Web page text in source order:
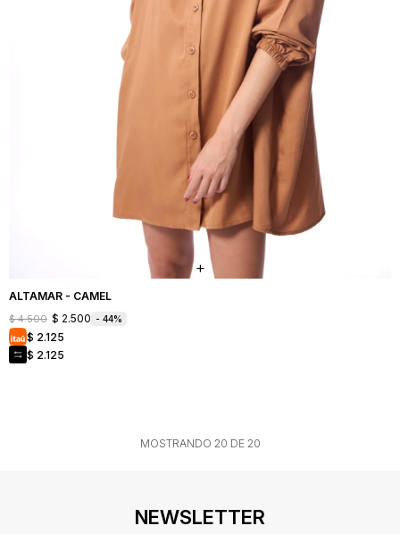
ALTAMAR - CAMEL
$ 4.500 $ 2.500 44
$ 2.125
$ 2.125
MOSTRANDO 20 DE 20
NEWSLETTER